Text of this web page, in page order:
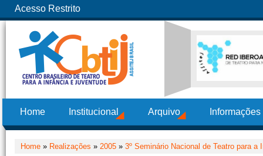
Acesso Restrito
Home Institucional Arquivo
Home » Realizações » 2005 » 3º Seminário Nacional de Teatro para a